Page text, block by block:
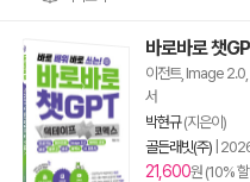
바로바로 챗
이전트, Image 2.0,
서
박현규(지은이)
골든래빗(주)
21,600원 (10%